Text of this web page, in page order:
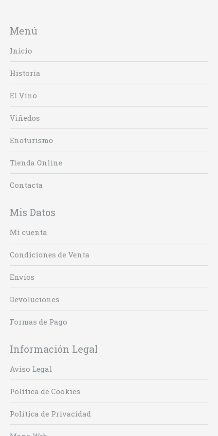
Menú
Inicio
Historia
El Vino
Viñedos
Enoturismo
Tienda Online
Contacta
Mis Datos
Mi cuenta
Condiciones de Venta
Envíos
Devoluciones
Formas de Pago
Información Legal
Aviso Legal
Política de Cookies
Política de Privacidad